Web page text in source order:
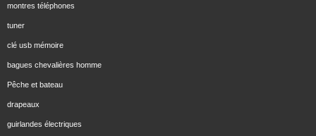
montres téléphones
tuner
clé usb mémoire
bagues chevalières homme
Pêche et bateau
drapeaux
guirlandes électriques